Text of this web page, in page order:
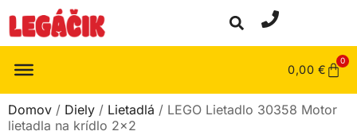
0,00 €
0
Domov / Diely / Lietadlá / LEGO Lietadlo 30358 Motor
lietadla na krídlo 2×2